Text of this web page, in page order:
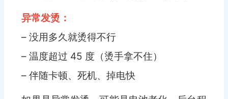
异常发烫：
– 没用多久就烫得不行
– 温度超过 45 度（烫手拿不住）
– 伴随卡顿、死机、掉电快